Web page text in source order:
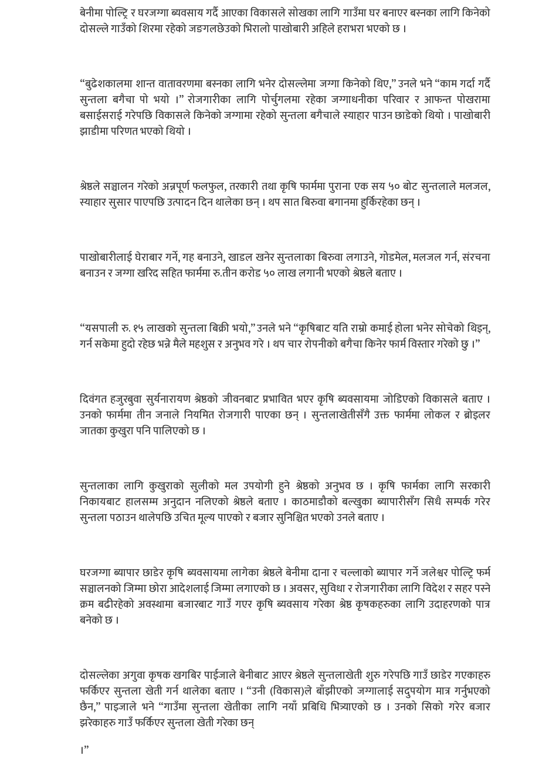
बेनीमा पोल्ट्रि र घरजग्गा ब्यवसाय गर्दै आएका विकासले सोखका लागि गाउँमा घर बनाएर बस्नका लागि किनेको
दोसल्ले गाउँको शिरमा रहेको जङगलछेउको भिरालो पाखोबारी अहिले हराभरा भएको छ ।
“बुढेशकालमा शान्त वातावरणमा बस्नका लागि भनेर दोसल्लेमा जग्गा किनेको थिए,” उनले भने “काम गर्दा गर्दै
सुन्तला बगैचा पो भयो ।” रोजगारीका लागि पोर्चुगलमा रहेका जग्गाधनीका परिवार र आफन्त पोखरामा
बसाईसराई गरेपछि विकासले किनेको जग्गामा रहेको सुन्तला बगैचाले स्याहार पाउन छाडेको थियो । पाखोबारी
झाडीमा परिणत भएको थियो ।
श्रेष्ठले सञ्चालन गरेको अन्नपूर्ण फलफुल, तरकारी तथा कृषि फार्ममा पुराना एक सय ५० बोट सुन्तलाले मलजल,
स्याहार सुसार पाएपछि उत्पादन दिन थालेका छन् । थप सात बिरुवा बगानमा हुर्किरहेका छन् ।
पाखोबारीलाई घेराबार गर्ने, गह बनाउने, खाडल खनेर सुन्तलाका बिरुवा लगाउने, गोडमेल, मलजल गर्न, संरचना
बनाउन र जग्गा खरिद सहित फार्ममा रु.तीन करोड ५० लाख लगानी भएको श्रेष्ठले बताए ।
“यसपाली रु. १५ लाखको सुन्तला बिक्री भयो,” उनले भने “कृषिबाट यति राम्रो कमाई होला भनेर सोचेको थिइन्,
गर्न सकेमा हुदो रहेछ भन्ने मैले महशुस र अनुभव गरे । थप चार रोपनीको बगैचा किनेर फार्म विस्तार गरेको छु ।”
दिवंगत हजुरबुवा सुर्यनारायण श्रेष्ठको जीवनबाट प्रभावित भएर कृषि ब्यवसायमा जोडिएको विकासले बताए ।
उनको फार्ममा तीन जनाले नियमित रोजगारी पाएका छन् । सुन्तलाखेतीसँगै उक्त फार्ममा लोकल र ब्रोइलर
जातका कुखुरा पनि पालिएको छ ।
सुन्तलाका लागि कुखुराको सुलीको मल उपयोगी हुने श्रेष्ठको अनुभव छ । कृषि फार्मका लागि सरकारी
निकायबाट हालसम्म अनुदान नलिएको श्रेष्ठले बताए । काठमाडौको बल्खुका ब्यापारीसँग सिधै सम्पर्क गरेर
सुन्तला पठाउन थालेपछि उचित मूल्य पाएको र बजार सुनिश्चित भएको उनले बताए ।
घरजग्गा ब्यापार छाडेर कृषि ब्यवसायमा लागेका श्रेष्ठले बेनीमा दाना र चल्लाको ब्यापार गर्ने जलेश्वर पोल्ट्रि फर्म
सञ्चालनको जिम्मा छोरा आदेशलाई जिम्मा लगाएको छ । अवसर, सुविधा र रोजगारीका लागि विदेश र सहर पस्ने
क्रम बढीरहेको अवस्थामा बजारबाट गाउँ गएर कृषि ब्यवसाय गरेका श्रेष्ठ कृषकहरुका लागि उदाहरणको पात्र
बनेको छ ।
दोसल्लेका अगुवा कृषक खगबिर पाईजाले बेनीबाट आएर श्रेष्ठले सुन्तलाखेती शुरु गरेपछि गाउँ छाडेर गएकाहरु
फर्किएर सुन्तला खेती गर्न थालेका बताए । “उनी (विकास)ले बाँझीएको जग्गालाई सदुपयोग मात्र गर्नुभएको
छैन,” पाइजाले भने “गाउँमा सुन्तला खेतीका लागि नयाँ प्रबिधि भित्र्याएको छ । उनको सिको गरेर बजार
झरेकाहरु गाउँ फर्किएर सुन्तला खेती गरेका छन्
।”